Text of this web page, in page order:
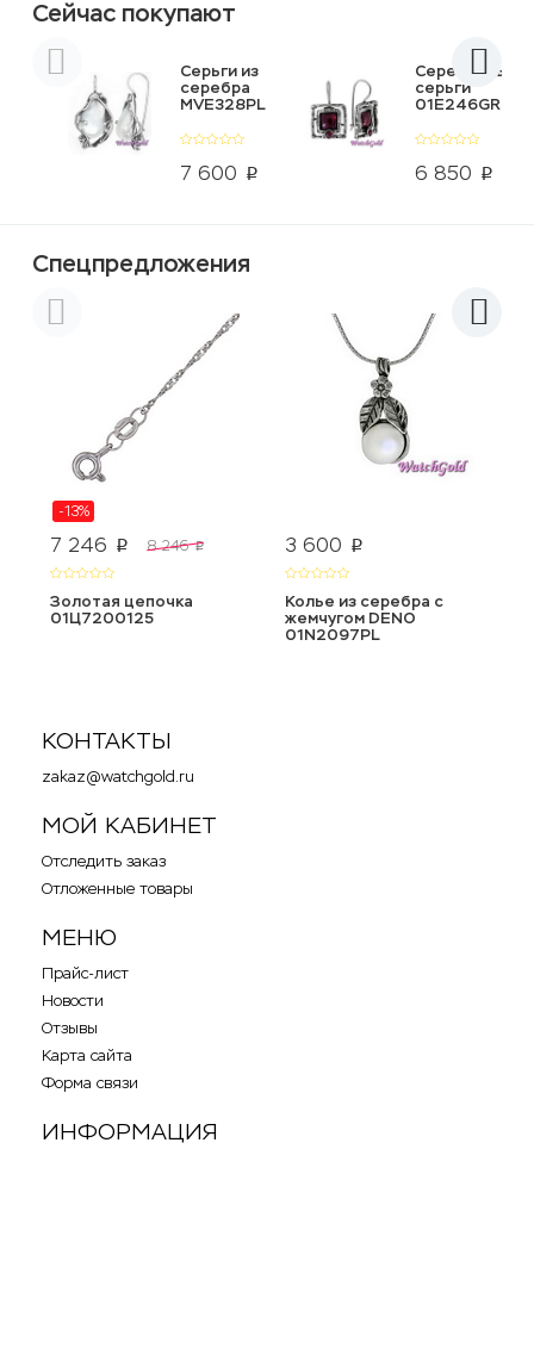
Сейчас покупают
7 600 p
Серьги из
серебра
MVE328PL
6 850 p
Серебряные
серьги
01E246GR
Спецпредложения
-13%
7 246 p 8 246 p
Золотая цепочка
01Ц7200125
3 600 p
Колье из серебра с
жемчугом DENO
01N2097PL
КОНТАКТЫ
zakaz@watchgold.ru
МОЙ КАБИНЕТ
Отследить заказ
Отложенные товары
МЕНЮ
Прайс-лист
Новости
Отзывы
Карта сайта
Форма связи
ИНФОРМАЦИЯ